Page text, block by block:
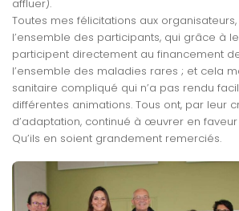
affluer).
Toutes mes félicitations aux
l’ensemble des participants, qui grâce à
participent directement au financement
l’ensemble des maladies rares ; et cela
sanitaire compliqué qui n’a pas rendu
différentes animations. Tous ont, par leur
d’adaptation, continué à œuvrer en
Qu’ils en soient grandement remerciés.